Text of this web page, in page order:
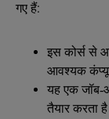
गए हैं:
इस कोर्स से
आवश्यक
यह एक
तैयार करता